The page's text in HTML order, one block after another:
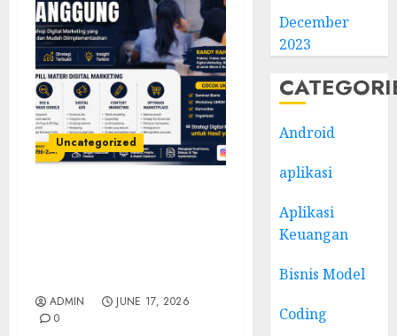
Uncategorized
ADMIN
JUNE 17, 2026
0
December
2023
Android
aplikasi
Aplikasi
Keuangan
Bisnis Model
Coding